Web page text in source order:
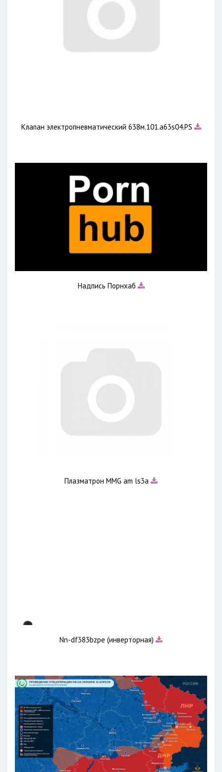
Клапан электропневматический 638м.101.а63s04.PS
Надпись Порнхаб
Плазматрон MMG am ls3a
Nn-df383bzpe (инверторная)